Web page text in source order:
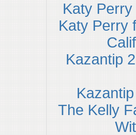
Katy
Katy Perry
Kazantip
The Kelly